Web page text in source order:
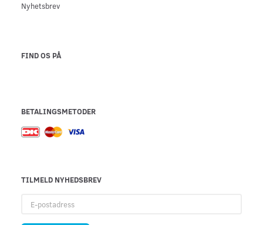
Nyhetsbrev
FIND OS PÅ
BETALINGSMETODER
TILMELD NYHEDSBREV
postadress